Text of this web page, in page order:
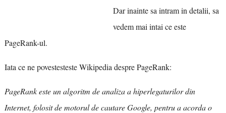
Dar inainte sa intram in detalii, sa
vedem mai intai ce este
PageRank-ul.
Iata ce ne povestesteste Wikipedia despre PageRank:
PageRank este un algoritm de analiza a hiperlegaturilor din
Internet, folosit de motorul de cautare Google, pentru a acorda o